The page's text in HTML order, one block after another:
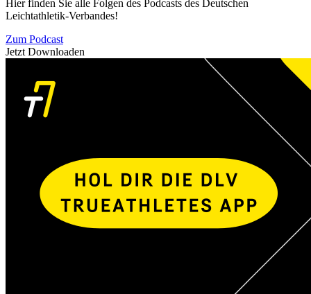
Hier finden Sie alle Folgen des Podcasts des Deutschen
Leichtathletik-Verbandes!
Zum Podcast
Jetzt Downloaden